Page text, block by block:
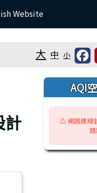
Website
大 中 小
計
右邊區
AQI
⚠️ 網路連線